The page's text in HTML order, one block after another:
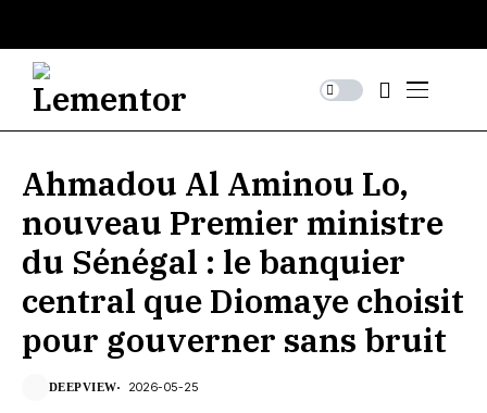
Ahmadou Al Aminou Lo,
nouveau Premier ministre
du Sénégal : le banquier
central que Diomaye choisit
pour gouverner sans bruit
DEEPVIEW 2026-05-25